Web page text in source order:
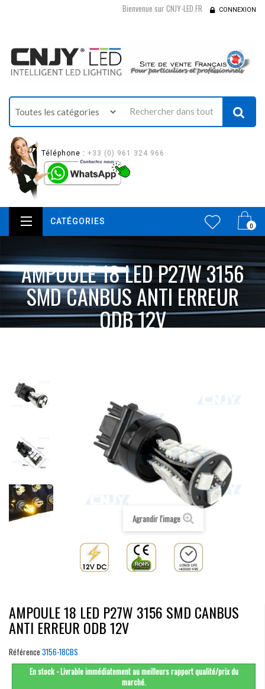
Bienvenue sur CNJY-LED.FR CONNEXION
Téléphone : +33 (0) 961 324 966
0
CATÉGORIES
AMPOULE 18 LED P27W 3156
SMD CANBUS ANTI ERREUR
ODB 12V
Agrandir l'image
AMPOULE 18 LED P27W 3156 SMD CANBUS
ANTI ERREUR ODB 12V
Référence 3156-18CBS
En stock - Livrable immédiatement au meilleurs rapport qualité/prix du
marché.